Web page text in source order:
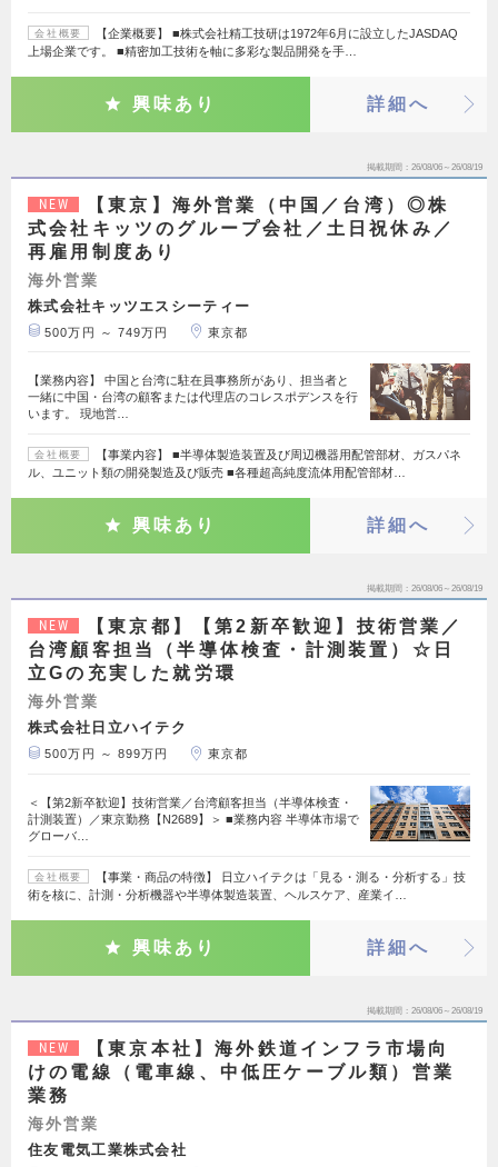
会社概要
【企業概要】 ■株式会社精工技研は1972年6月に設立したJASDAQ
上場企業です。 ■精密加工技術を軸に多彩な製品開発を手…
興味あり 詳細へ
掲載期間 26/08/06～26/08/19
NEW
【東京】海外営業（中国／台湾）◎株
式会社キッツのグループ会社／土日祝休み／
再雇用制度あり
海外営業
株式会社キッツエスシーティー
500万円 ～ 749万円 東京都
【業務内容】 中国と台湾に駐在員事務所があり、担当者と
一緒に中国・台湾の顧客または代理店のコレスポデンスを行
います。 現地営…
会社概要
【事業内容】 ■半導体製造装置及び周辺機器用配管部材、ガスパネ
ル、ユニット類の開発製造及び販売 ■各種超高純度流体用配管部材…
興味あり 詳細へ
掲載期間 26/08/06～26/08/19
NEW
【東京都】【第2新卒歓迎】技術営業／
台湾顧客担当（半導体検査・計測装置）☆日
立Gの充実した就労環
海外営業
株式会社日立ハイテク
500万円 ～ 899万円 東京都
＜【第2新卒歓迎】技術営業／台湾顧客担当（半導体検査・
計測装置）／東京勤務【N2689】＞ ■業務内容 半導体市場で
グローバ…
会社概要
【事業・商品の特徴】 日立ハイテクは「見る・測る・分析する」技
術を核に、計測・分析機器や半導体製造装置、ヘルスケア、産業イ…
興味あり 詳細へ
掲載期間 26/08/06～26/08/19
NEW
【東京本社】海外鉄道インフラ市場向
けの電線（電車線、中低圧ケーブル類）営業
業務
海外営業
住友電気工業株式会社